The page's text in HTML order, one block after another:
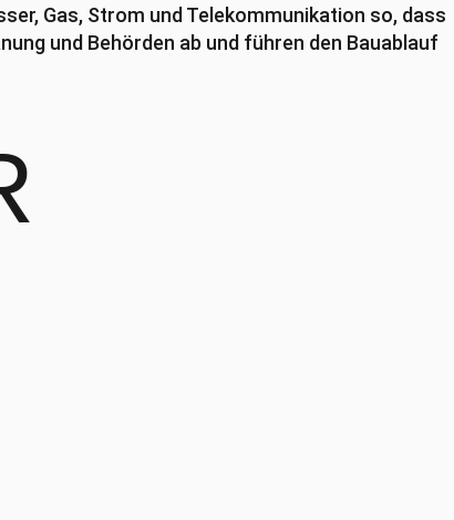
Gas, Strom und Telekommunikation so, dass
und Behörden ab und führen den Bauablauf